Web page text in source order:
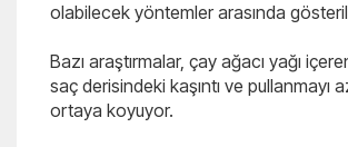
olabilecek yöntemler arasında
Bazı araştırmalar, çay ağacı yağı
saç derisindeki kaşıntı ve pullanmayı
ortaya koyuyor.